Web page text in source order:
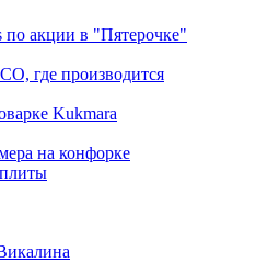
по акции в "Пятерочке"
где производится
Kukmara
на конфорке